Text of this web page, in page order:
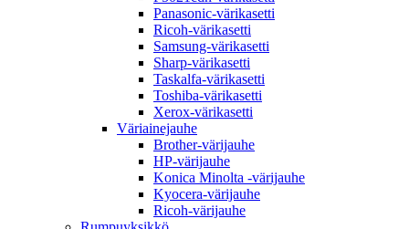
Panasonic-värikasetti
Ricoh-värikasetti
Samsung-värikasetti
Sharp-värikasetti
Taskalfa-värikasetti
Toshiba-värikasetti
Xerox-värikasetti
Väriainejauhe
Brother-värijauhe
HP-värijauhe
Konica Minolta -värijauhe
Kyocera-värijauhe
Ricoh-värijauhe